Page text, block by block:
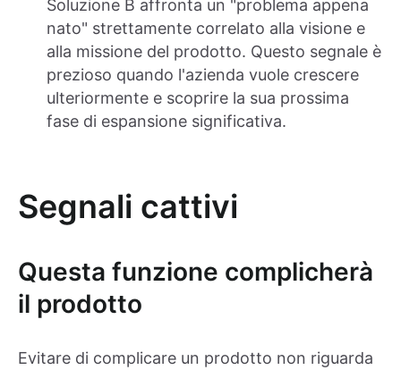
Soluzione B affronta un "problema appena
nato" strettamente correlato alla visione e
alla missione del prodotto. Questo segnale è
prezioso quando l'azienda vuole crescere
ulteriormente e scoprire la sua prossima
fase di espansione significativa.
Segnali cattivi
Questa funzione complicherà
il prodotto
Evitare di complicare un prodotto non riguarda